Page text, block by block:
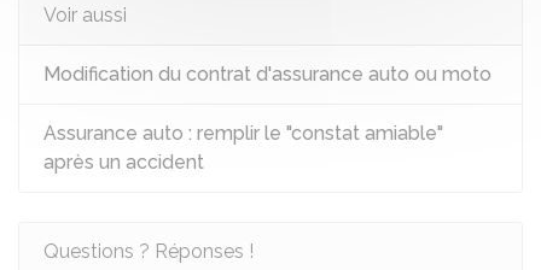
Voir aussi
Modification du contrat d'assurance auto ou moto
Assurance auto : remplir le "constat amiable"
après un accident
Questions ? Réponses !